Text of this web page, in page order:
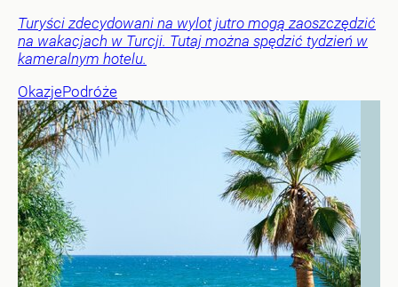
Turyści zdecydowani na wylot jutro mogą zaoszczędzić
na wakacjach w Turcji. Tutaj można spędzić tydzień w
kameralnym hotelu.
OkazjePodróże